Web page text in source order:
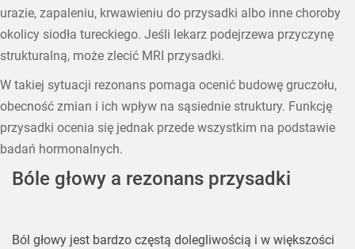
urazie, zapaleniu, krwawieniu do przysadki albo inne choroby
okolicy siodła tureckiego. Jeśli lekarz podejrzewa przyczynę
strukturalną, może zlecić MRI przysadki.
W takiej sytuacji rezonans pomaga ocenić budowę gruczołu,
obecność zmian i ich wpływ na sąsiednie struktury. Funkcję
przysadki ocenia się jednak przede wszystkim na podstawie
badań hormonalnych.
Bóle głowy a rezonans przysadki
Ból głowy jest bardzo częstą dolegliwością i w większości